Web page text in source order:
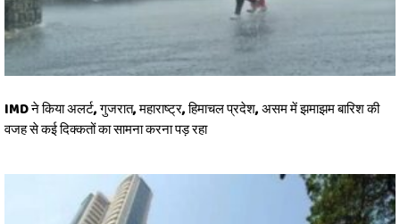
IMD ने किया अलर्ट, गुजरात, महाराष्ट्र, हिमाचल प्रदेश, असम में झमाझम बारिश की
वजह से कई दिक्कतों का सामना करना पड़ रहा